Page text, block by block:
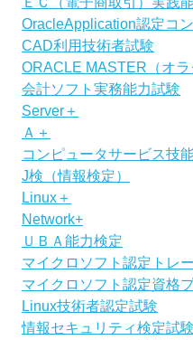
OracleApplication認定コ
CAD利用技術者試験
ORACLE MASTER（オラ
会計ソフト実務能力試験
Server＋
Ａ＋
コンピュータサービス技
J検（情報検定）
Linux＋
Network+
ＵＢＡ能力検定
マイクロソフト認定トレ
マイクロソフト認定資格
Linux技術者認定試験
情報セキュリティ検定試験